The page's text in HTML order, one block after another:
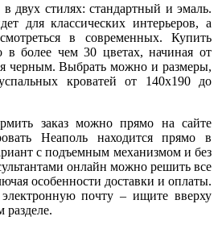
двух стилях: стандартный и эмаль.
для классических интерьеров, а
в современных. Купить
в более чем 30 цветах, начиная от
черным. Выбрать можно и размеры,
кроватей от 140х190 до
заказ можно прямо на сайте
Неаполь находится прямо в
с подъемным механизмом и без
онлайн можно решить все
особенности доставки и оплаты.
почту – ищите вверху
разделе.